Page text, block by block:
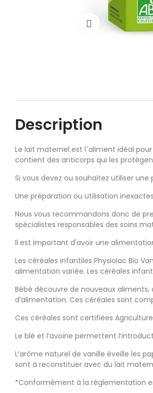
Cliquez pour
Description
Le lait maternel est l´aliment idéal
contient des anticorps qui les
Si vous devez ou souhaitez utiliser
Une préparation ou utilisation
Nous vous recommandons donc de
spécialistes responsables des soins
Il est important d'avoir une
Les céréales infantiles Physiolac Bio
alimentation variée. Les céréales
Bébé découvre de nouveaux
d’alimentation. Ces céréales sont
Ces céréales sont certifiées
Le blé et l’avoine permettent
L’arôme naturel de vanille éveille les
sont à reconstituer avec du lait
*Conformément à la réglementation